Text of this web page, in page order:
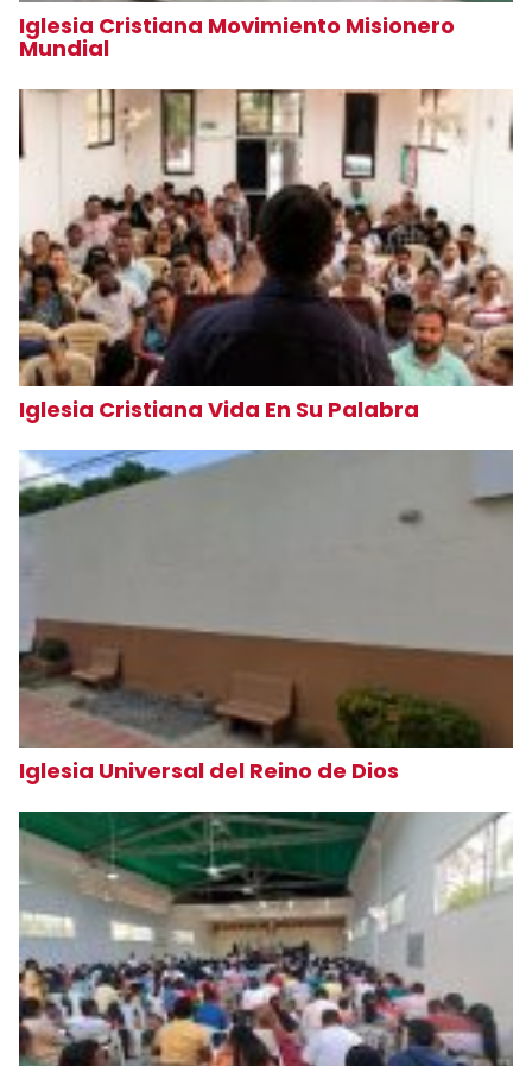
Iglesia Cristiana Movimiento Misionero
Mundial
Iglesia Cristiana Vida En Su Palabra
Iglesia Universal del Reino de Dios